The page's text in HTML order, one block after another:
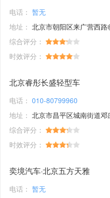
电话： 暂无
地址： 北京市朝阳区来广营西
综合评分：
时效评分：
北京睿彤长盛轻型车
电话： 010-80799960
地址： 北京市昌平区城南街道邓
综合评分：
时效评分：
奕境汽车·北京五方天雅
电话： 暂无